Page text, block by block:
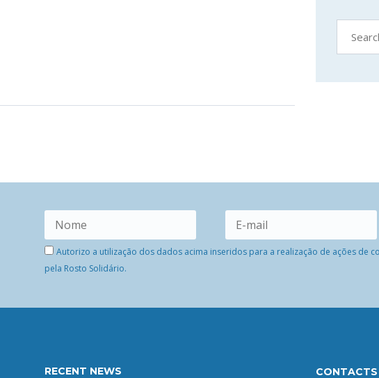
Autorizo a utilização dos dados acima inseridos para a realização de ações de
pela Rosto Solidário.
RECENT NEWS CONTACTS